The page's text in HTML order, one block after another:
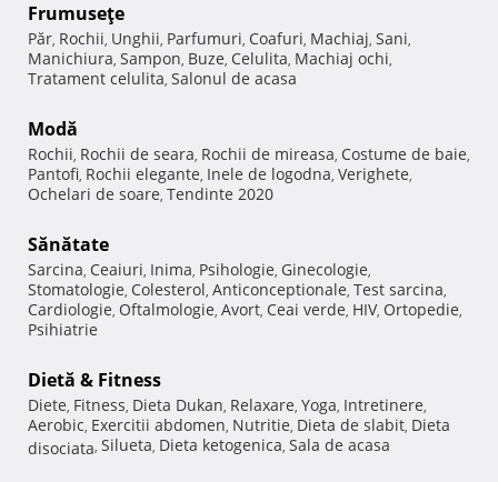
Frumuseţe
Păr, Rochii, Unghii, Parfumuri, Coafuri, Machiaj, Sani,
Manichiura, Sampon, Buze, Celulita, Machiaj ochi,
Tratament celulita, Salonul de acasa
Modă
Rochii, Rochii de seara, Rochii de mireasa, Costume de baie,
Pantofi, Rochii elegante, Inele de logodna, Verighete,
Ochelari de soare, Tendinte 2020
Sănătate
Sarcina, Ceaiuri, Inima, Psihologie, Ginecologie,
Stomatologie, Colesterol, Anticonceptionale, Test sarcina,
Cardiologie, Oftalmologie, Avort, Ceai verde, HIV, Ortopedie,
Psihiatrie
Dietă & Fitness
Diete, Fitness, Dieta Dukan, Relaxare, Yoga, Intretinere,
Aerobic, Exercitii abdomen, Nutritie, Dieta de slabit, Dieta
disociata, Silueta, Dieta ketogenica, Sala de acasa